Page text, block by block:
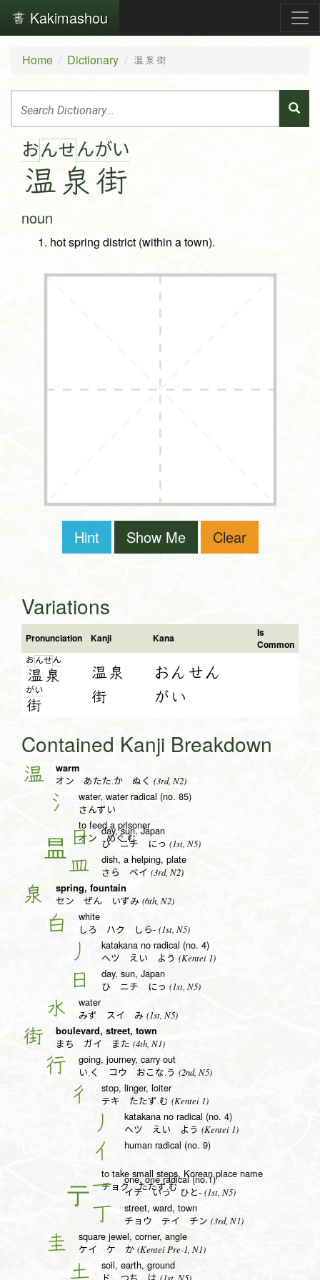
Kakimashou
Home Dictionary 温泉街
おん
温
せん
泉
がい
街
noun
hot spring district (within a town).
Hint Show Me Clear
Variations
Pronunciation Kanji Kana
Is
Common
お ん
温
せ ん
泉
がい
街
温泉
街
おんせん
がい
Contained Kanji Breakdown
温 warm
オン あたた.か ぬく (3rd, N2)
氵 water, water radical (no. 85)
さんずい
to feed a prisoner
オン めぐ.む
日 day, sun, Japan
ひ ニチ にっ (1st, N5)
皿 dish, a helping, plate
さら ベイ (3rd, N2)
泉 spring, fountain
セン ぜん いずみ (6th, N2)
白 white
しろ ハク しら- (1st, N5)
丿 katakana no radical (no. 4)
ヘツ えい よう (Kentei 1)
日 day, sun, Japan
ひ ニチ にっ (1st, N5)
水 water
みず スイ み (1st, N5)
街 boulevard, street, town
まち ガイ また (4th, N1)
行 going, journey, carry out
い.く コウ おこな.う (2nd, N5)
彳 stop, linger, loiter
テキ たたず.む (Kentei 1)
丿 katakana no radical (no. 4)
ヘツ えい よう (Kentei 1)
亻 human radical (no. 9)
to take small steps, Korean place name
チョク たたず.む
一 one, one radical (no.1)
イチ いっ ひと- (1st, N5)
丁 street, ward, town
チョウ テイ チン (3rd, N1)
圭 square jewel, corner, angle
ケイ ケ か (Kentei Pre-1, N1)
土 soil, earth, ground
(1st, N5)